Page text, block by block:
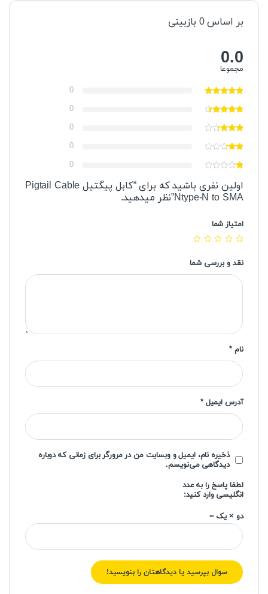
بر اساس 0 ​​بازبینی
0.0
مجموعا
0
0
0
0
0
اولین نفری باشید که برای “کابل پیگتیل Pigtail Cable
Ntype-N to SMA”نظر میدهید.
امتیاز شما
نقد و بررسی شما
نام*
آدرس ایمیل*
ذخیره نام، ایمیل و وبسایت من در مرورگر برای زمانی که دوباره
دیدگاهی می‌نویسم.
لطفا پاسخ را به عدد
انگلیسی وارد کنید:
دو × یک =